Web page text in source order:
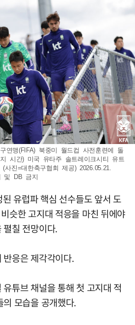
연맹(FIFA) 북중미 월드컵 사전훈련에 돌
시간) 미국 유타주 솔트레이크시티 유트
사진=대한축구협회 제공) 2026.05.21.
및 DB 금지
유럽파 핵심 선수들도 앞서 도
슷한 고지대 적응을 마친 뒤에야
칠 전망이다.
응은 제각각이다.
튜브 채널을 통해 첫 고지대 적
모습을 공개했다.